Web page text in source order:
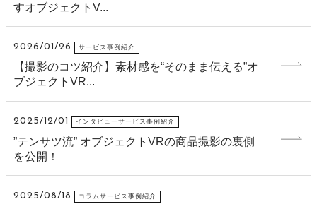
すオブジェクトV...
2026/01/26 サービス事例紹介
【撮影のコツ紹介】素材感を“そのまま伝える”オ
ブジェクトVR...
2025/12/01 インタビューサービス事例紹介
”テンサツ流” オブジェクトVRの商品撮影の裏側
を公開！
2025/08/18 コラムサービス事例紹介